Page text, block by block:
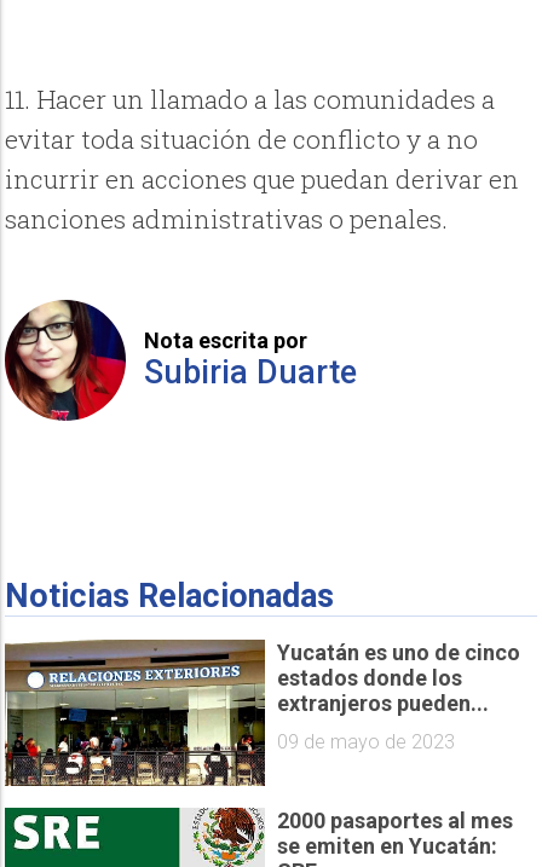
11. Hacer un llamado a las comunidades a
evitar toda situación de conflicto y a no
incurrir en acciones que puedan derivar en
sanciones administrativas o penales.
Nota escrita por
Subiria Duarte
Noticias Relacionadas
Yucatán es uno de cinco
estados donde los
extranjeros pueden...
09 de mayo de 2023
2000 pasaportes al mes
se emiten en Yucatán: